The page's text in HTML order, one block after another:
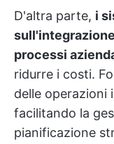
D'altra parte, i
processi
ridurre i costi.
delle operazioni
facilitando la
pianificazione